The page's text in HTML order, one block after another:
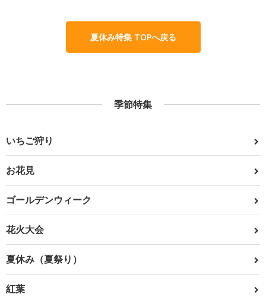
夏休み特集 TOPへ戻る
季節特集
いちご狩り
お花見
ゴールデンウィーク
花火大会
夏休み（夏祭り）
紅葉